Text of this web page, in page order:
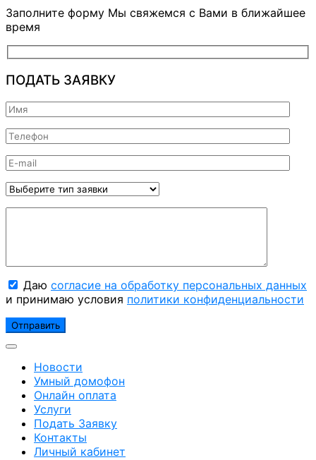
Заполните форму Мы свяжемся с Вами в ближайшее
время
ПОДАТЬ ЗАЯВКУ
Даю согласие на обработку персональных данных
и принимаю условия политики конфиденциальности
Новости
Умный домофон
Онлайн оплата
Услуги
Подать Заявку
Контакты
Личный кабинет